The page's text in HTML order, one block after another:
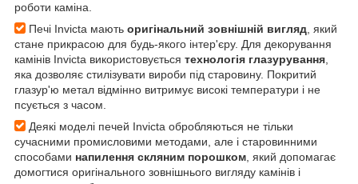
роботи каміна.
Печі Invicta мають оригінальний зовнішній вигляд, який
стане прикрасою для будь-якого інтер'єру. Для декорування
камінів Invicta використовується технологія глазурування,
яка дозволяє стилізувати вироби під старовину. Покритий
глазур'ю метал відмінно витримує високі температури і не
псується з часом.
Деякі моделі печей Invicta обробляються не тільки
сучасними промисловими методами, але і старовинними
способами напилення скляним порошком, який допомагає
домогтися оригінального зовнішнього вигляду камінів і